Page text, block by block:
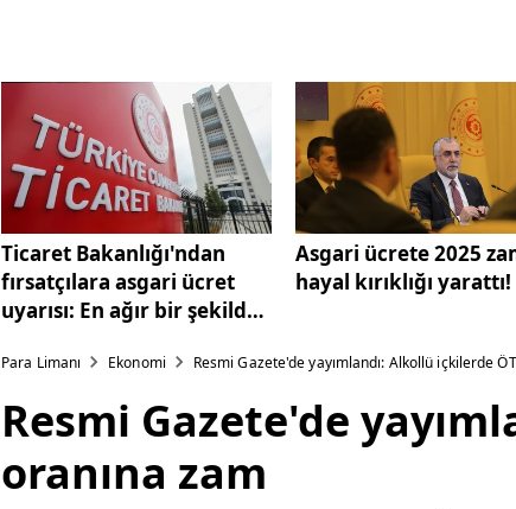
Ticaret Bakanlığı'ndan
fırsatçılara asgari ücret
uyarısı: En ağır bir şekilde
Asgari ücrete 2025
hayal kırıklığı yarattı!
Para Limanı Ekonomi Resmi Gazete'de yayımlandı: Alkollü içkilerde
Resmi Gazete'de
oranına zam